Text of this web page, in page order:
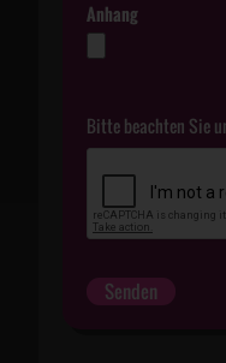
Anhang
Bitte beachten Sie
Senden